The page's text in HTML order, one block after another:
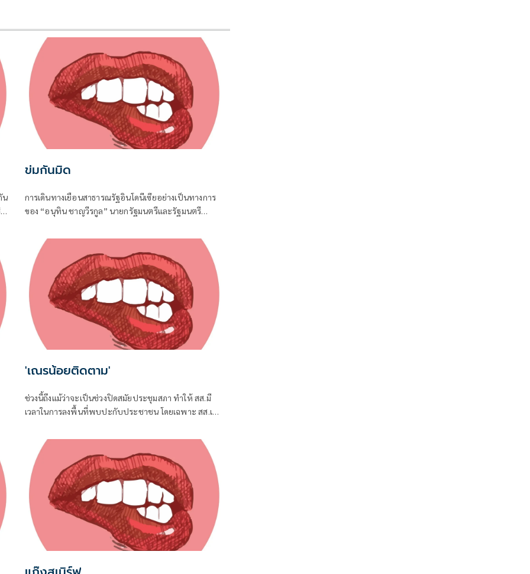
น
ข่มกันมิด
การเดินทางเยือนสาธารณรัฐอินโดนีเซียอย่างเป็นทางการ
ของ “อนุทิน ชาญวีรกูล” นายกรัฐมนตรีและรัฐมนตรี
ครั้งประวัติศาสตร์ ที่สะท้อนถึงเกียรติภูมิอันโดดเด่นของ
ประเทศไทยบนเวทีโลกได้อย่างชัดเจน
'เณรน้อยติดตาม'
ช่วงนี้ถึงแม้ว่าจะเป็นช่วงปิดสมัยประชุมสภา ทำให้ สส.มี
เวลาในการลงพื้นที่พบปะกับประชาชน โดยเฉพาะ สส.เขต
การลงพื้นที่แก้ปัญหาในเขต